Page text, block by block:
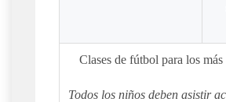
Clases de fútbol para los más
Todos los niños deben asistir